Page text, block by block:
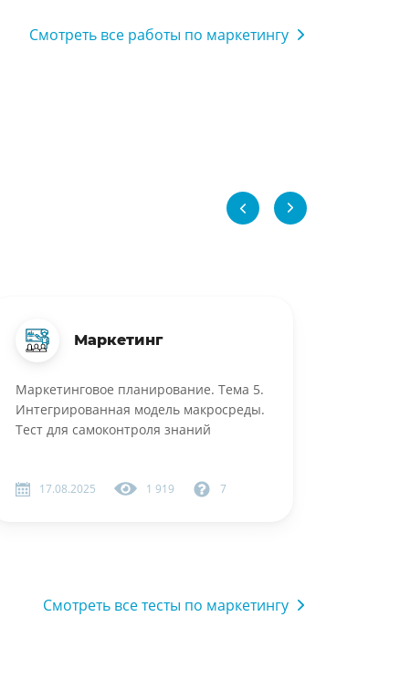
Смотреть все работы по маркетингу
Маркетинг
Маркетинговое планирование. Тема 5.
Интегрированная модель макросреды.
Тест для самоконтроля знаний
17.08.2025 1 919 7
Смотреть все тесты по маркетингу